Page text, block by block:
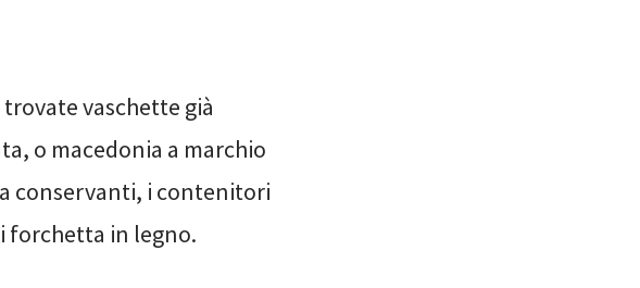
trovate vaschette già
o macedonia a marchio
conservanti, i contenitori
forchetta in legno.